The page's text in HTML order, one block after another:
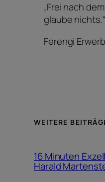
„Frei nach
glaube nichts.“
Ferengi
WEITERE
16 Minuten
Harald